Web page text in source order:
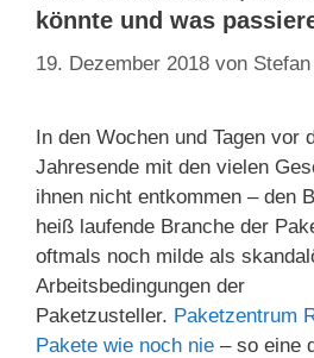
könnte und was
19. Dezember 2018 von
In den Wochen und Tagen vor
Jahresende mit den vielen
ihnen nicht entkommen – den
heiß laufende Branche der
oftmals noch milde als
Arbeitsbedingungen der
Paketzusteller. Paketzentrum
Pakete wie noch nie – so eine